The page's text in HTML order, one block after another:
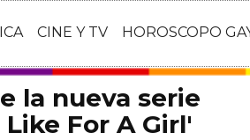
CINE Y TV HOROSCOPO
la nueva serie
For A Girl'